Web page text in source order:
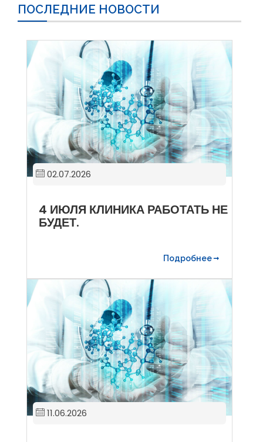
ПОСЛЕДНИЕ НОВОСТИ
02.07.2026
4 ИЮЛЯ КЛИНИКА РАБОТАТЬ НЕ
БУДЕТ.
Подробнее
11.06.2026